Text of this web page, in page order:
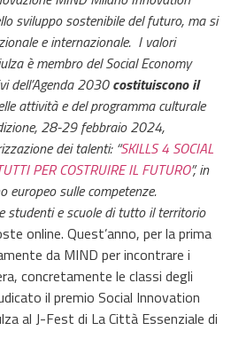
sviluppo sostenibile del futuro, ma si
e internazionale. I valori
è membro del Social Economy
dell’Agenda 2030costituiscono il
attività e del programma culturale
28-29 febbraio 2024,
dei talenti: “SKILLS 4 SOCIAL
PER COSTRUIRE IL FUTURO”,in
europeo sulle competenze.
studenti e scuole di tutto il territorio
online. Quest’anno, per la prima
da MIND per incontrare i
concretamente le classi degli
il premio Social Innovation
al J-Fest di La Città Essenziale di